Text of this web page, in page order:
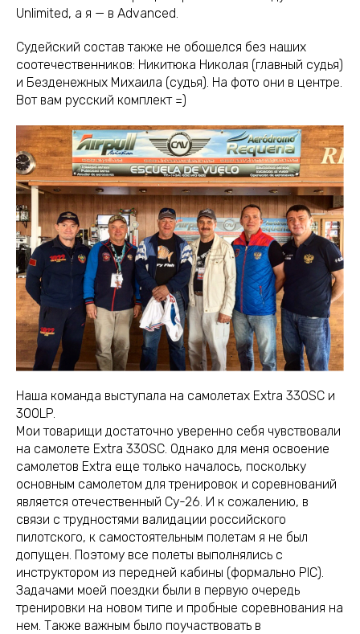
Unlimited, а я — в Advanced.
Судейский состав также не обошелся без наших
соотечественников: Никитюка Николая (главный судья)
и Безденежных Михаила (судья). На фото они в центре.
Вот вам русский комплект =)
Наша команда выступала на самолетах Extra 330SC и
300LP.
Мои товарищи достаточно уверенно себя чувствовали
на самолете Extra 330SC. Однако для меня освоение
самолетов Extra еще только началось, поскольку
основным самолетом для тренировок и соревнований
является отечественный Су-26. И к сожалению, в
связи с трудностями валидации российского
пилотского, к самостоятельным полетам я не был
допущен. Поэтому все полеты выполнялись с
инструктором из передней кабины (формально PIC).
Задачами моей поездки были в первую очередь
тренировки на новом типе и пробные соревнования на
нем. Также важным было поучаствовать в